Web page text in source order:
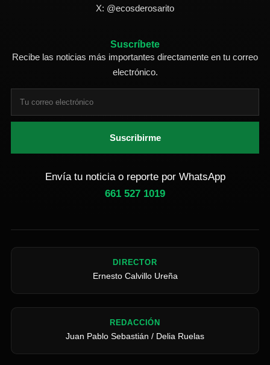
X: @ecosderosarito
Suscríbete
Recibe las noticias más importantes directamente en tu correo
electrónico.
Suscribirme
Envía tu noticia o reporte por WhatsApp
661 527 1019
DIRECTOR
Ernesto Calvillo Ureña
REDACCIÓN
Juan Pablo Sebastián / Delia Ruelas